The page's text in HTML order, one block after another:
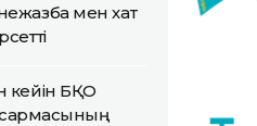
мен хат
кейін БҚО